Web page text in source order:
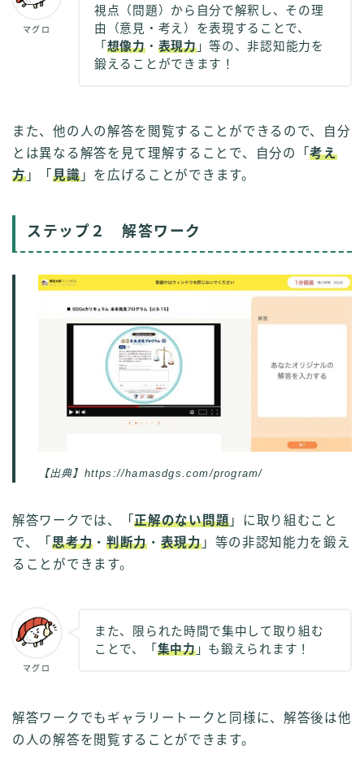
マグロ
視点（問題）から自分で解釈し、その理
由（意見・考え）を表現することで、
「 想像力・ 表現力」等の、非認知能力を
鍛えることができます！
また、他の人の解答を閲覧することができるので、自分
とは異なる解答を見て理解することで、自分の「考え
方」「見識」を広げることができます。
ステップ２ 解答ワーク
【出典】https://hamasdgs.com/program/
解答ワークでは、「正解のない問題 」に取り組むこと
で、「思考力 ・ 判断力 ・ 表現力」等の非認知能力を鍛え
ることができます。
マグロ
また、限られた時間で集中して取り組む
ことで、「 集中力」も鍛えられます！
解答ワークでもギャラリートークと同様に、解答後は他
の人の解答を閲覧することができます。